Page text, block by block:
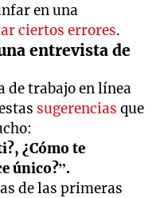
en una
ciertos errores.
entrevista de
de trabajo en línea
sugerenciasque
¿Cómo te
único?”.
de las primeras